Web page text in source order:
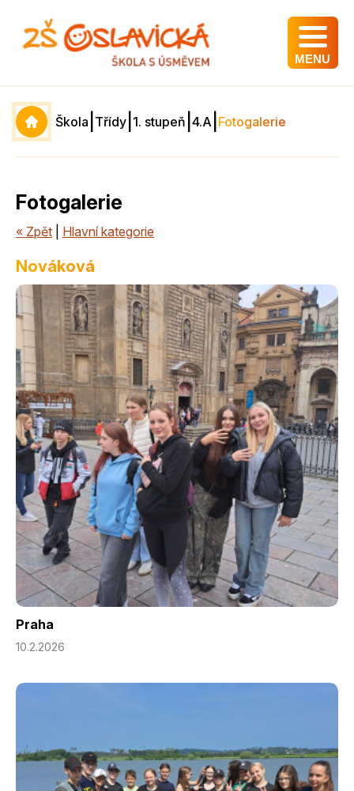
MENU
Škola Třídy 1. stupeň 4.A Fotogalerie
Fotogalerie
« Zpět Hlavní kategorie
Nováková
Praha
10.2.2026